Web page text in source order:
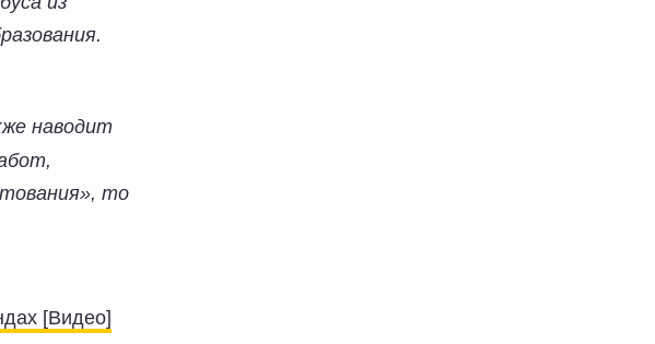
наводит
то
[Видео]